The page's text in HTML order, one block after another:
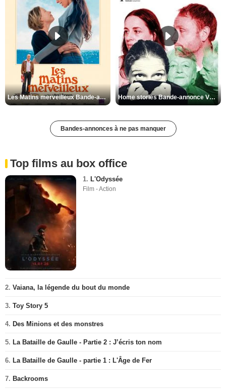
Les Matins merveilleux Bande-annonce VF Home stories Bande-annonce VO STFR
Bandes-annonces à ne pas manquer
Top films au box office
1. L'Odyssée
Film - Action
2. Vaiana, la légende du bout du monde
3. Toy Story 5
4. Des Minions et des monstres
5. La Bataille de Gaulle - Partie 2 : J’écris ton nom
6. La Bataille de Gaulle - partie 1 : L'Âge de Fer
7. Backrooms